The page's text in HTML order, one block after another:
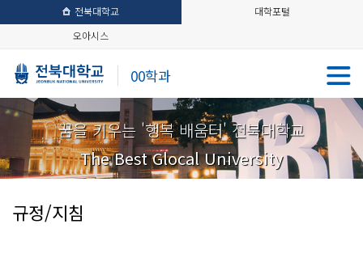
전북대학교
대학포털
오아시스
00학과
꿈을 키우는 '행복 배움터' 전북대학교
The Best Glocal University
규정/지침